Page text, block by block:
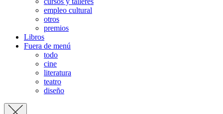
empleo cultural
otros
premios
Libros
Fuera de menú
todo
cine
literatura
teatro
diseño